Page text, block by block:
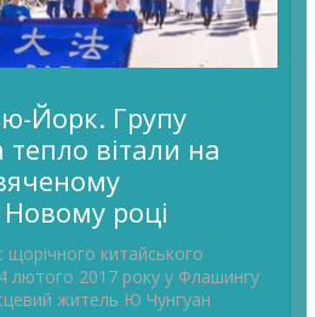
Йорк. Групу
вітали на
році
щорічного китайського
лютого 2017 року у Флашингу
житель Ю Чунгуан